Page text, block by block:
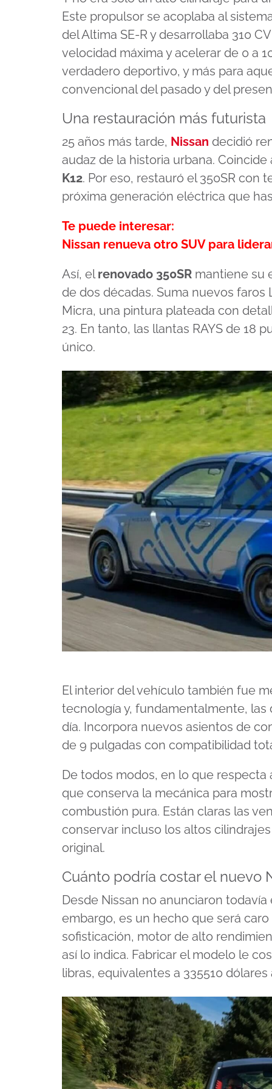
1
minute,
16
secondsVolume
90%
Este propulsor se acoplaba al
del Altima SE-R y desarrollaba 310
velocidad máxima y acelerar de 0 a
verdadero deportivo, y más para
convencional del pasado y del
Una restauración más futurista
25 años más tarde, Nissan decidió
audaz de la historia urbana.
K12. Por eso, restauró el 350SR con
próxima generación eléctrica que
Te puede interesar:
Nissan renueva otro SUV para
Así, el renovado 350SR mantiene su
de dos décadas. Suma nuevos
Micra, una pintura plateada con
23. En tanto, las llantas RAYS de 18
único.
El interior del vehículo también fue
tecnología y, fundamentalmente,
día. Incorpora nuevos asientos de
de 9 pulgadas con compatibilidad
De todos modos, en lo que
que conserva la mecánica para
combustión pura. Están claras las
conservar incluso los altos
original.
Cuánto podría costar el nuevo
Desde Nissan no anunciaron
embargo, es un hecho que será
sofisticación, motor de alto
así lo indica. Fabricar el modelo le
libras, equivalentes a 335510 dólares